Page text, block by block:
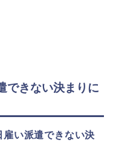
できない決まりに
い派遣できない決